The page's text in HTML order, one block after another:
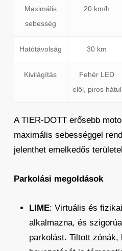
Maximális
sebesség
20 km/h
Hatótávolság 30 km
Kivilágítás
Fehér LED
elől, piros hátul
A TIER-DOTT erősebb
maximális sebességgel
jelenthet emelkedős
Parkolási megoldások
LIME: Virtuális és
alkalmazna, és
parkolást. Tiltott zónák,